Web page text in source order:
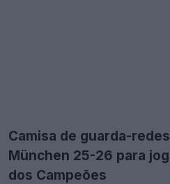
Camisa de guarda-
München 25-26 para
dos Campeões